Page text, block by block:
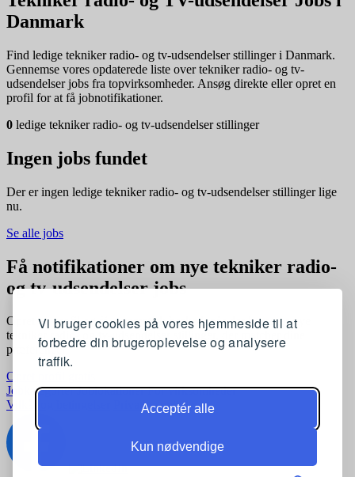
Vi bruger cookies på vores hjemmeside til at
forbedre din brugeroplevelse og analysere
traffik.
Acceptér alle
Kun nødvendige
Danmark
Find ledige tekniker radio- og tv-udsendelser stillinger i Danmark.
Gennemse vores opdaterede liste over tekniker radio- og tv-
udsendelser jobs fra topvirksomheder. Ansøg direkte eller opret en
profil for at få jobnotifikationer.
0 ledige tekniker radio- og tv-udsendelser stillinger
Ingen jobs fundet
Der er ingen ledige tekniker radio- og tv-udsendelser stillinger lige
nu.
Se alle jobs
Få notifikationer om nye tekniker radio-
og tv-udsendelser jobs
Opret en profil og få automatisk besked, når der kommer nye
tekniker radio- og tv-udsendelser stillinger, der matcher dine
præferencer
Opret profil gratis
Jobkategorier Joblokationer For virksomheder
Vilkår og betingelser
Privatlivspolitik